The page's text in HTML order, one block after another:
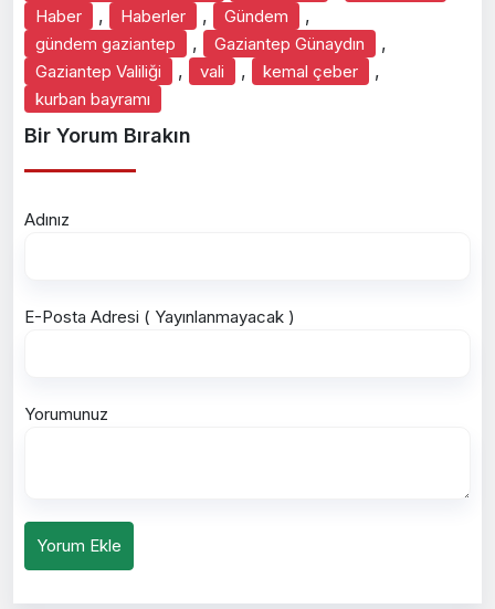
Haber , Haberler , Gündem ,
gündem gaziantep , Gaziantep Günaydın ,
Gaziantep Valiliği , vali , kemal çeber ,
kurban bayramı
Bir Yorum Bırakın
Adınız
E-Posta Adresi ( Yayınlanmayacak )
Yorumunuz
Yorum Ekle